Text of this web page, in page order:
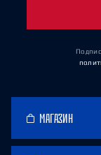
МАГАЗИН